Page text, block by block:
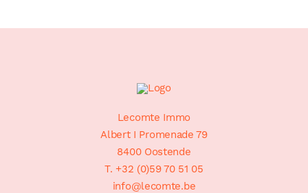
Lecomte Immo
Albert I Promenade 79
8400 Oostende
T. +32 (0)59 70 51 05
info@lecomte.be